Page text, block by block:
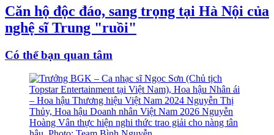
Căn hộ độc đáo, sang trọng tại Hà Nội của
nghệ sĩ Trung "ruồi"
Có thể bạn quan tâm